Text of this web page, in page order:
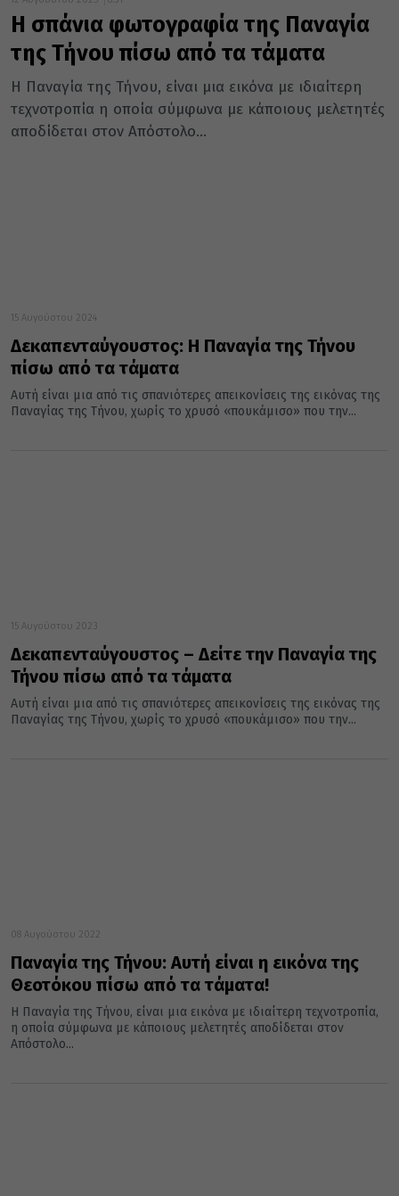
Η σπάνια φωτογραφία της Παναγία
της Τήνου πίσω από τα τάματα
Η Παναγία της Τήνου, είναι μια εικόνα με ιδιαίτερη
τεχνοτροπία η οποία σύμφωνα με κάποιους μελετητές
αποδίδεται στον Απόστολο...
15 Αυγούστου 2024
Δεκαπενταύγουστος: Η Παναγία της Τήνου
πίσω από τα τάματα
Αυτή είναι μια από τις σπανιότερες απεικονίσεις της εικόνας της
Παναγίας της Τήνου, χωρίς το χρυσό «πουκάμισο» που την...
15 Αυγούστου 2023
Δεκαπενταύγουστος – Δείτε την Παναγία της
Τήνου πίσω από τα τάματα
Αυτή είναι μια από τις σπανιότερες απεικονίσεις της εικόνας της
Παναγίας της Τήνου, χωρίς το χρυσό «πουκάμισο» που την...
08 Αυγούστου 2022
Παναγία της Τήνου: Αυτή είναι η εικόνα της
Θεοτόκου πίσω από τα τάματα!
Η Παναγία της Τήνου, είναι μια εικόνα με ιδιαίτερη τεχνοτροπία,
η οποία σύμφωνα με κάποιους μελετητές αποδίδεται στον
Απόστολο...